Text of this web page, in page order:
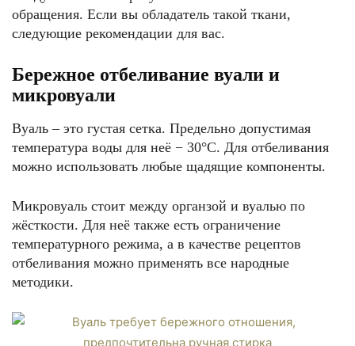
обращения. Если вы обладатель такой ткани,
следующие рекомендации для вас.
Бережное отбеливание вуали и
микровуали
Вуаль – это густая сетка. Предельно допустимая
температура воды для неё − 30°C. Для отбеливания
можно использовать любые щадящие компоненты.
Микровуаль стоит между органзой и вуалью по
жёсткости. Для неё также есть ограничение
температурного режима, а в качестве рецептов
отбеливания можно применять все народные
методики.